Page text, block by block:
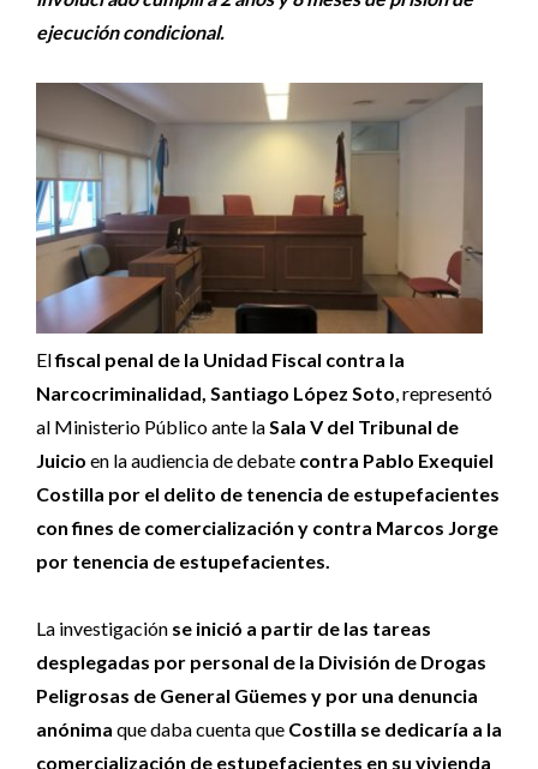
ejecución condicional.
Elfiscal penal de la Unidad Fiscal contra la
Narcocriminalidad, Santiago López Soto, representó
al Ministerio Público ante laSala V del Tribunal de
Juicio en la audiencia de debate contra Pablo Exequiel
Costilla por el delito de tenencia de estupefacientes
con fines de comercialización y contra Marcos Jorge
por tenencia de estupefacientes.
La investigación se inició a partir de las tareas
desplegadas por personal de la División de Drogas
Peligrosas de General Güemes y por una denuncia
anónima que daba cuenta que Costilla se dedicaría a la
comercialización de estupefacientes en su vivienda